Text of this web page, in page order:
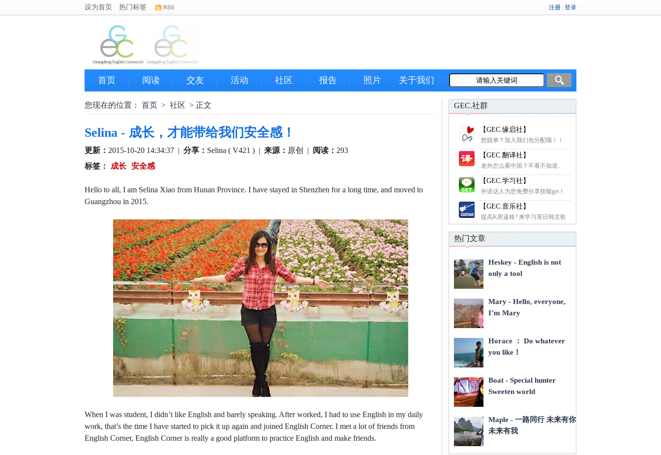
设为首页 热门标签 RSS
首页 阅读 交友 活动 社区 报告 照片 关于我们
您现在的位置： 首页 > 社区 > 正文
Selina - 成长，才能带给我们安全感！
更新： 2015-10-20 14:34:37 | 分享： Selina ( V421 ) | 来源： 原创 | 阅读： 293
标签：
成长 安全感
Hello to all, I am Selina Xiao from Hunan Province. I have stayed in Shenzhen for a long time, and moved to
Guangzhou in 2015.
When I was student, I didn’t like English and barely speaking. After worked, I had to use English in my daily
work, that’s the time I have started to pick it up again and joined English Corner. I met a lot of friends from
English Corner, English Corner is really a good platform to practice English and make friends.
GEC.社群
【GEC.缘启社】
想脱单？加入我们包分配哦！！
【GEC.翻译社】
老外怎么看中国？不看不知道..
【GEC.学习社】
外语达人为您免费分享技能get！
【GEC.音乐社】
提高K房逼格? 来学习英日韩文歌
热门文章
Heskey - English is not
only a tool
Mary - Hello, everyone,
I’m Mary
Horace ： Do whatever
you like！
Boat - Special hunter
Sweeten world
Maple - 一路同行 未来有你
未来有我